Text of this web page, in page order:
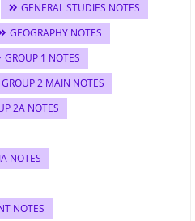
GENERAL STUDIES NOTES
GEOGRAPHY NOTES
GROUP 1 NOTES
GROUP 2 MAIN NOTES
2A NOTES
NOTES
NOTES